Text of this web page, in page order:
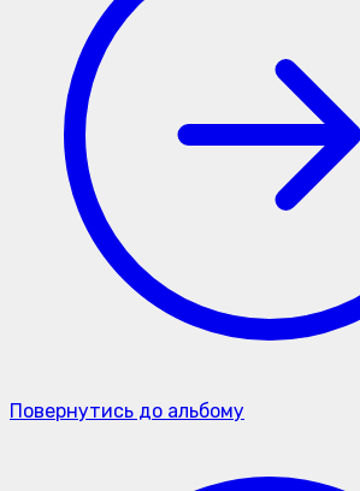
Повернутись до альбому